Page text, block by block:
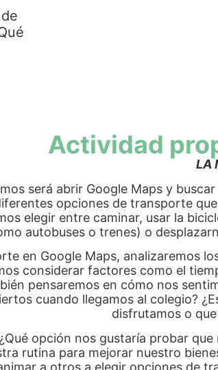
Actividad
LA
será abrir Google Maps y
opciones de transporte
elegir entre caminar, usar la
autobuses o trenes) o
en Google Maps, analizaremos
considerar factores como el
pensaremos en cómo nos
cuando llegamos al colegio?
disfrutamos o
opción nos gustaría probar
rutina para mejorar nuestro
a otros a elegir opciones de